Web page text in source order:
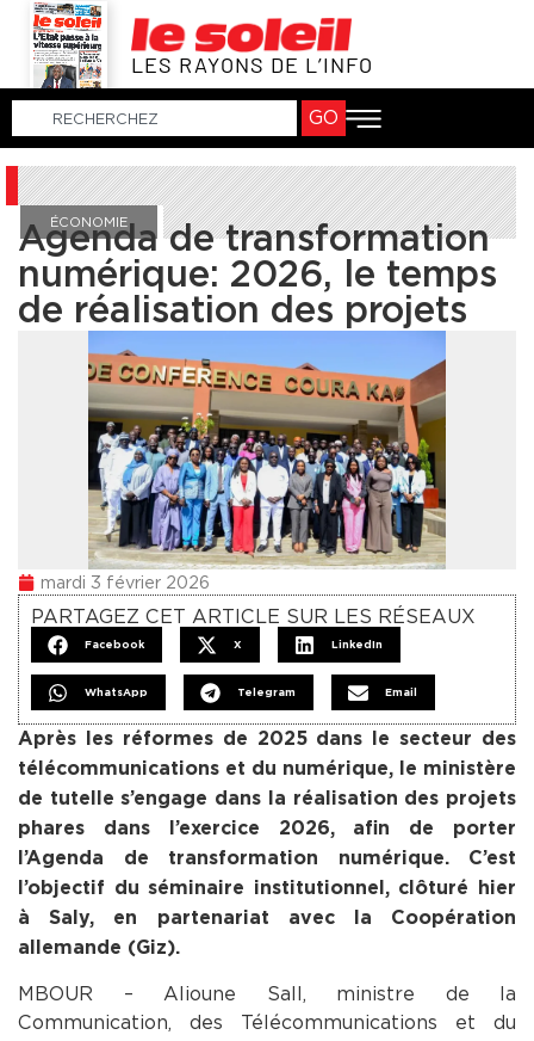
LES RAYONS DE L’INFO
GO
ÉCONOMIE
Agenda de transformation
numérique: 2026, le temps
de réalisation des projets
mardi 3 février 2026
PARTAGEZ CET ARTICLE SUR LES RÉSEAUX
Facebook X LinkedIn
WhatsApp Telegram Email
Après les réformes de 2025 dans le secteur des
télécommunications et du numérique, le ministère
de tutelle s’engage dans la réalisation des projets
phares dans l’exercice 2026, afin de porter
l’Agenda de transformation numérique. C’est
l’objectif du séminaire institutionnel, clôturé hier
à Saly, en partenariat avec la Coopération
allemande (Giz).
MBOUR – Alioune Sall, ministre de la
Communication, des Télécommunications et du